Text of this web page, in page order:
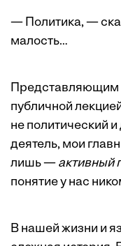
— Политика, —
малость…
Представляющим
публичной
не политический
деятель, мои
лишь — активный
понятие у нас
В нашей жизни и